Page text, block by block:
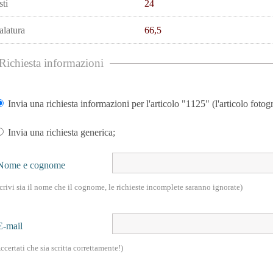
24
66,5
informazioni
Invia una richiesta informazioni per l'articolo "1125" (l'articolo
Invia una richiesta generica;
e cognome
sia il nome che il cognome, le richieste incomplete saranno ignorate)
mail
che sia scritta correttamente!)